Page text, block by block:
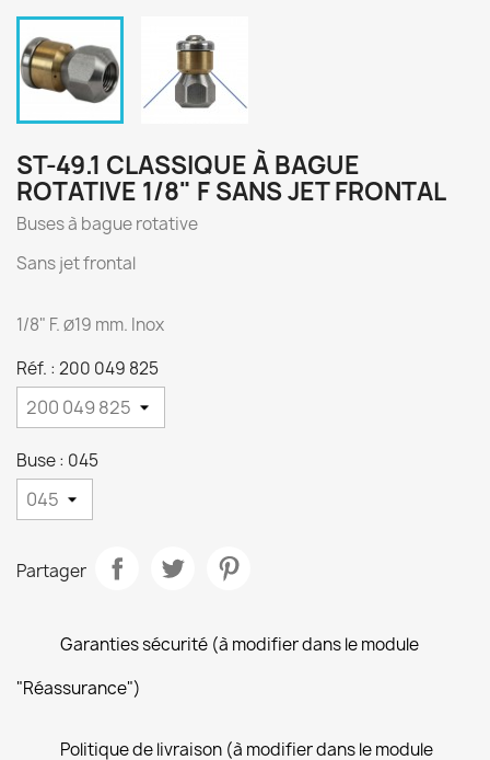
ST-49.1 CLASSIQUE À BAGUE
ROTATIVE 1/8" F SANS JET FRONTAL
Buses à bague rotative
Sans jet frontal
1/8" F. Ø19 mm. Inox
Réf. : 200 049 825
Buse : 045
Partager
Garanties sécurité (à modifier dans le module
"Réassurance")
Politique de livraison (à modifier dans le module